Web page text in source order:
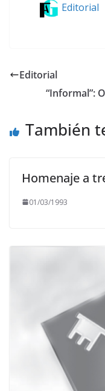
Editorial
Editorial
“Informal”:
También
Homenaje a
01/03/1993